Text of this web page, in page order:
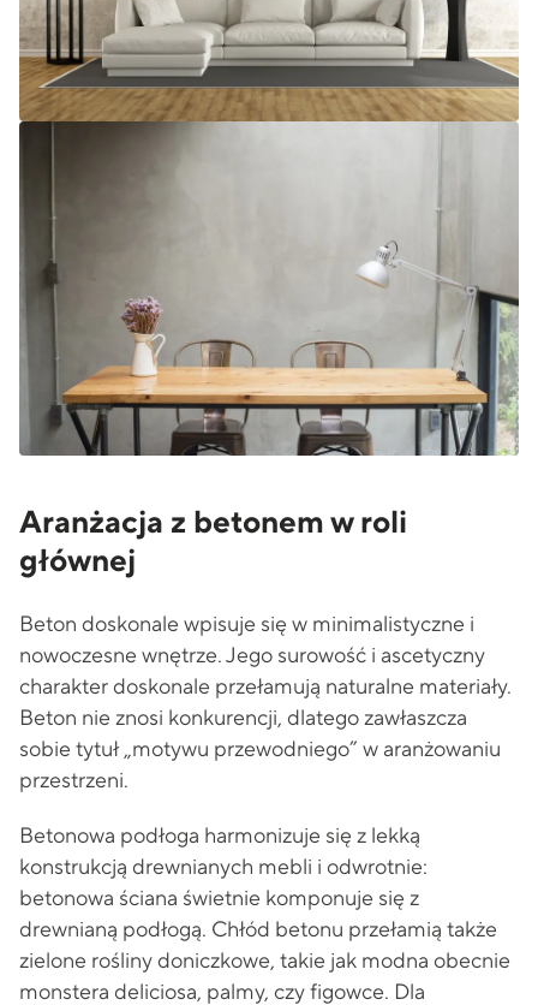
Aranżacja z betonem w roli
głównej
Beton doskonale wpisuje się w minimalistyczne i
nowoczesne wnętrze. Jego surowość i ascetyczny
charakter doskonale przełamują naturalne materiały.
Beton nie znosi konkurencji, dlatego zawłaszcza
sobie tytuł „motywu przewodniego” w aranżowaniu
przestrzeni.
Betonowa podłoga harmonizuje się z lekką
konstrukcją drewnianych mebli i odwrotnie:
betonowa ściana świetnie komponuje się z
drewnianą podłogą. Chłód betonu przełamią także
zielone rośliny doniczkowe, takie jak modna obecnie
monstera deliciosa, palmy, czy figowce. Dla